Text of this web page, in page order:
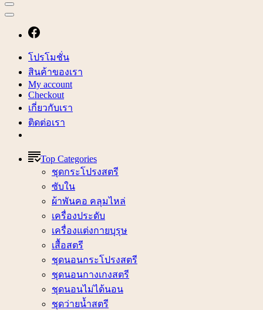
โปรโมชั่น
สินค้าของเรา
My account
Checkout
เกี่ยวกับเรา
ติดต่อเรา
Top Categories
ชุดกระโปรงสตรี
ซับใน
ผ้าพันคอ คลุมไหล่
เครื่องประดับ
เครื่องแต่งกายบุรุษ
เสื้อสตรี
ชุดนอนกระโปรงสตรี
ชุดนอนกางเกงสตรี
ชุดนอนไม่ได้นอน
ชุดว่ายน้ำสตรี